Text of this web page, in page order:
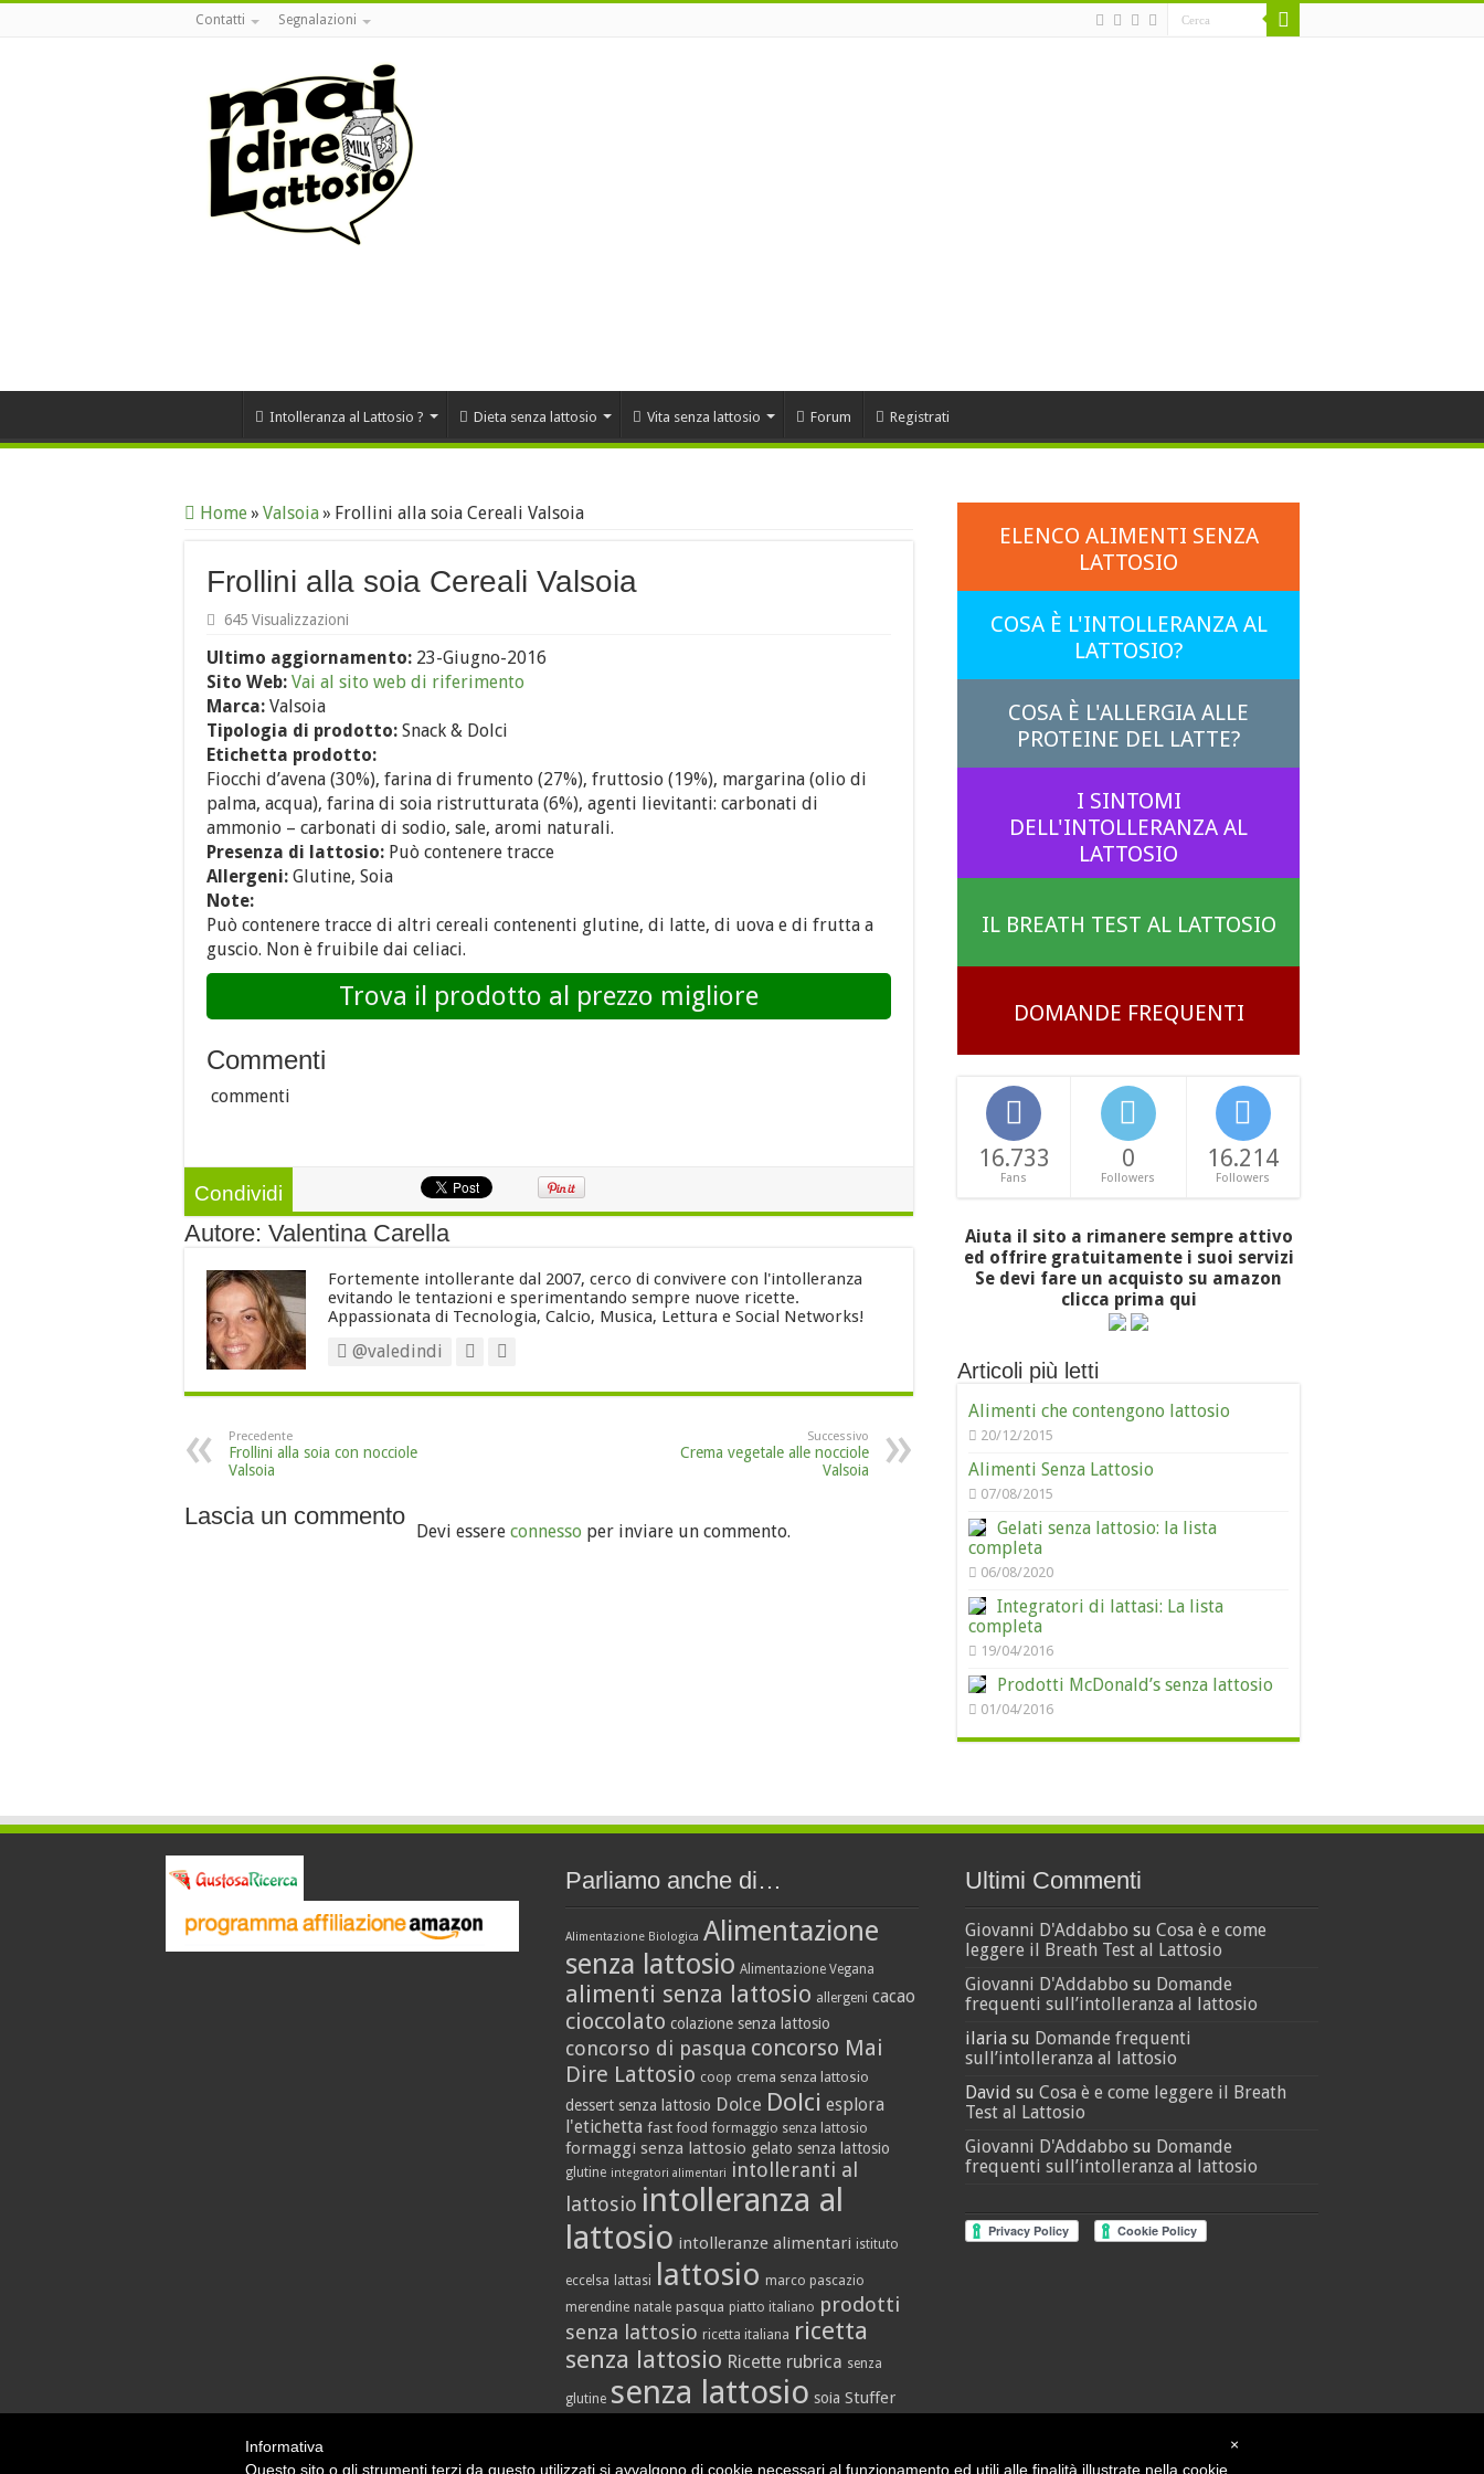
Contatti Segnalazioni
Intolleranza al Lattosio ? Dieta senza lattosio Vita senza lattosio Forum Registrati
Home» Valsoia» Frollini alla soia Cereali Valsoia
Frollini alla soia Cereali Valsoia
645 Visualizzazioni
Ultimo aggiornamento: 23-Giugno-2016
Sito Web: Vai al sito web di riferimento
Marca: Valsoia
Tipologia di prodotto: Snack & Dolci
Etichetta prodotto:
Fiocchi d’avena (30%), farina di frumento (27%), fruttosio (19%), margarina (olio di
palma, acqua), farina di soia ristrutturata (6%), agenti lievitanti: carbonati di
ammonio – carbonati di sodio, sale, aromi naturali.
Presenza di lattosio: Può contenere tracce
Allergeni: Glutine, Soia
Note:
Può contenere tracce di altri cereali contenenti glutine, di latte, di uova e di frutta a
guscio. Non è fruibile dai celiaci.
Trova il prodotto al prezzo migliore
Commenti
commenti
Condividi
Autore: Valentina Carella
Fortemente intollerante dal 2007, cerco di convivere con l'intolleranza
evitando le tentazioni e sperimentando sempre nuove ricette.
Appassionata di Tecnologia, Calcio, Musica, Lettura e Social Networks!
@valedindi
Precedente
Frollini alla soia con nocciole
Valsoia
Successivo
Crema vegetale alle nocciole
Valsoia
Lascia un commento
Devi essere connesso per inviare un commento.
ELENCO ALIMENTI SENZA
LATTOSIO
COSA È L'INTOLLERANZA AL
LATTOSIO?
COSA È L'ALLERGIA ALLE
PROTEINE DEL LATTE?
I SINTOMI
DELL'INTOLLERANZA AL
LATTOSIO
IL BREATH TEST AL LATTOSIO
DOMANDE FREQUENTI
16.733
Fans
0
Followers
16.214
Followers
Aiuta il sito a rimanere sempre attivo
ed offrire gratuitamente i suoi servizi
Se devi fare un acquisto su amazon
clicca prima qui
Articoli più letti
Alimenti che contengono lattosio
20/12/2015
Alimenti Senza Lattosio
07/08/2015
Gelati senza lattosio: la lista
completa
06/08/2020
Integratori di lattasi: La lista
completa
19/04/2016
Prodotti McDonald’s senza lattosio
01/04/2016
Parliamo anche di…
Alimentazione Biologica Alimentazione
senza lattosio Alimentazione Vegana
alimenti senza lattosio allergeni cacao
cioccolato colazione senza lattosio
concorso di pasqua concorso Mai
Dire Lattosio coop crema senza lattosio
dessert senza lattosio Dolce Dolci esplora
l'etichetta fast food formaggio senza lattosio
formaggi senza lattosio gelato senza lattosio
glutine integratori alimentari intolleranti al
lattosio intolleranza al
lattosio intolleranze alimentari istituto
eccelsa lattasi lattosio marco pascazio
merendine natale pasqua piatto italiano prodotti
senza lattosio ricetta italiana ricetta
senza lattosio Ricette rubrica senza
glutine senza lattosio soia Stuffer
Ultimi Commenti
Giovanni D'Addabbo su Cosa è e come
leggere il Breath Test al Lattosio
Giovanni D'Addabbo su Domande
frequenti sull’intolleranza al lattosio
ilaria su Domande frequenti
sull’intolleranza al lattosio
David su Cosa è e come leggere il Breath
Test al Lattosio
Giovanni D'Addabbo su Domande
frequenti sull’intolleranza al lattosio
×
Informativa
Questo sito o gli strumenti terzi da questo utilizzati si avvalgono di cookie necessari al funzionamento ed utili alle finalità illustrate nella cookie